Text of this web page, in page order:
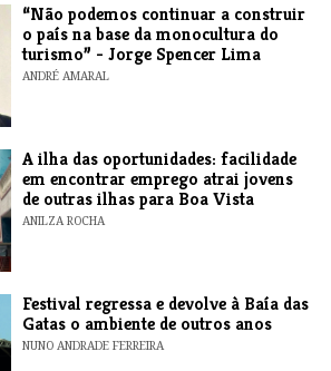
“Não podemos continuar a construir
o país na base da monocultura do
turismo” - Jorge Spencer Lima
ANDRÉ AMARAL
A ilha das oportunidades: facilidade
em encontrar emprego atrai jovens
de outras ilhas para Boa Vista
ANILZA ROCHA
Festival regressa e devolve à Baía das
Gatas o ambiente de outros anos
NUNO ANDRADE FERREIRA